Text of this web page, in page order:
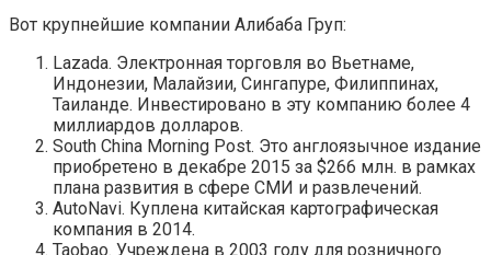
Вот крупнейшие компании Алибаба Груп:
Lazada. Электронная торговля во Вьетнаме,
Индонезии, Малайзии, Сингапуре, Филиппинах,
Таиланде. Инвестировано в эту компанию более 4
миллиардов долларов.
South China Morning Post. Это англоязычное издание
приобретено в декабре 2015 за $266 млн. в рамках
плана развития в сфере СМИ и развлечений.
AutoNavi. Куплена китайская картографическая
компания в 2014.
Taobao. Учреждена в 2003 году для розничного